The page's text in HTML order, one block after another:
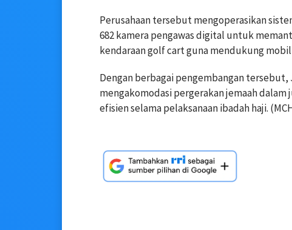
Perusahaan tersebut mengoperasikan
682 kamera pengawas digital untuk
kendaraan golf cart guna mendukung
Dengan berbagai pengembangan
mengakomodasi pergerakan jemaah
efisien selama pelaksanaan ibadah haji.